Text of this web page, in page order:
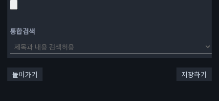
통합검색
돌아가기 저장하기